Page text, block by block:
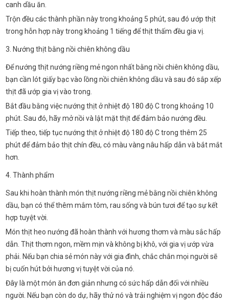
canh dầu ăn.
Trộn đều các thành phần này trong khoảng 5 phút, sau đó ướp thịt
trong hỗn hợp này trong khoảng 1 tiếng để thịt thấm đều gia vị.
3. Nướng thịt bằng nồi chiên không dầu
Để nướng thịt nướng riềng mẻ ngon nhất bằng nồi chiên không dầu,
bạn cần lót giấy bạc vào lồng nồi chiên không dầu và sau đó sắp xếp
thịt đã ướp gia vị vào trong.
Bắt đầu bằng việc nướng thịt ở nhiệt độ 180 độ C trong khoảng 10
phút. Sau đó, hãy mở nồi và lật mặt thịt để đảm bảo nướng đều.
Tiếp theo, tiếp tục nướng thịt ở nhiệt độ 180 độ C trong thêm 25
phút để đảm bảo thịt chín đều, có màu vàng nâu hấp dẫn và bắt mắt
hơn.
4. Thành phẩm
Sau khi hoàn thành món thịt nướng riềng mẻ bằng nồi chiên không
dầu, bạn có thể thêm mắm tôm, rau sống và bún tươi để tạo sự kết
hợp tuyệt vời.
Món thịt heo nướng đã hoàn thành với hương thơm và màu sắc hấp
dẫn. Thịt thơm ngon, mềm mịn và không bị khô, với gia vị ướp vừa
phải. Nếu bạn chia sẻ món này với gia đình, chắc chắn mọi người sẽ
bị cuốn hút bởi hương vị tuyệt vời của nó.
Đây là một món ăn đơn giản nhưng có sức hấp dẫn đối với nhiều
người. Nếu bạn còn do dự, hãy thử nó và trải nghiệm vị ngon độc đáo